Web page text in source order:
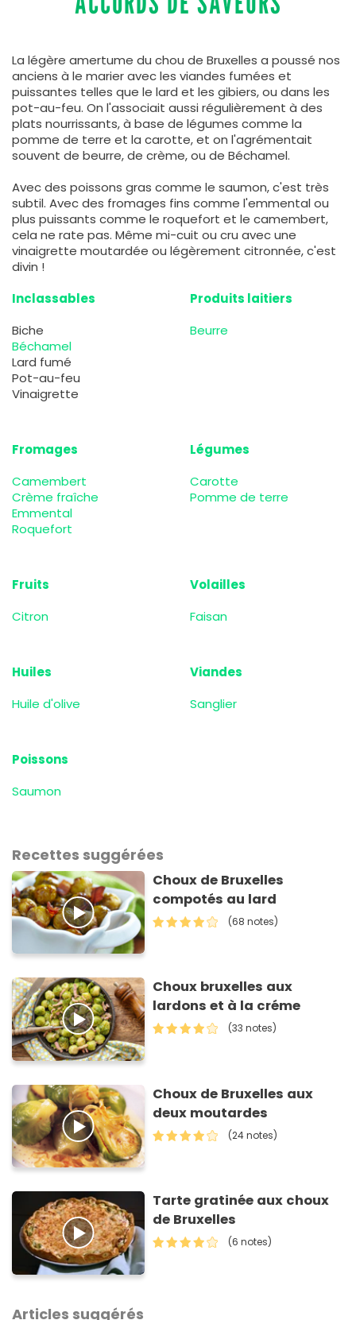
La légère amertume du chou de Bruxelles a poussé nos
anciens à le marier avec les viandes fumées et
puissantes telles que le lard et les gibiers, ou dans les
pot-au-feu. On l'associait aussi régulièrement à des
plats nourrissants, à base de légumes comme la
pomme de terre et la carotte, et on l'agrémentait
souvent de beurre, de crème, ou de Béchamel.
Avec des poissons gras comme le saumon, c'est très
subtil. Avec des fromages fins comme l'emmental ou
plus puissants comme le roquefort et le camembert,
cela ne rate pas. Même mi-cuit ou cru avec une
vinaigrette moutardée ou légèrement citronnée, c'est
divin !
Inclassables
Biche
Béchamel
Lard fumé
Pot-au-feu
Vinaigrette
Produits laitiers
Beurre
Fromages
Camembert
Crème fraîche
Emmental
Roquefort
Légumes
Carotte
Pomme de terre
Fruits
Citron
Volailles
Faisan
Huiles
Huile d'olive
Viandes
Sanglier
Poissons
Saumon
Recettes suggérées
Choux de Bruxelles
compotés au lard
(68 notes)
Choux bruxelles aux
lardons et à la créme
(33 notes)
Choux de Bruxelles aux
deux moutardes
(24 notes)
Tarte gratinée aux choux
de Bruxelles
(6 notes)
Articles suggérés